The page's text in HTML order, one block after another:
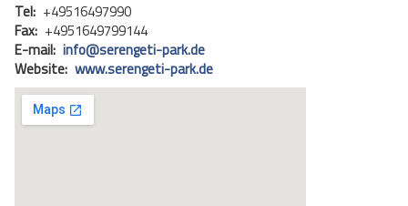
Tel: +49516497990
Fax: +4951649799144
E-mail: info@­se­ren­geti-park.de
Website: www.serengeti-park.de